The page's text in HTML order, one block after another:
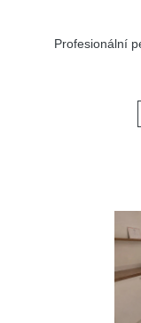
Profesionální